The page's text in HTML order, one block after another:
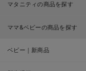
マタニティの商品を探す
ママ&ベビーの商品を探す
ベビー｜新商品